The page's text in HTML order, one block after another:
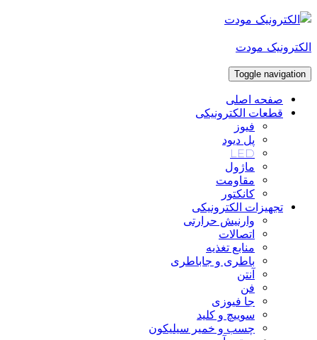
Skip
content
الکترونیک مودت
Toggle navigation
صفحه اصلی
قطعات الکترونیکی
فیوز
پل دیود
LED
ماژول
مقاومت
کانکتور
تجهیزات الکترونیکی
وارنیش حرارتی
اتصالات
منابع تغذیه
باطری و جاباطری
آنتن
فن
جا فیوزی
سوییچ و کلید
چسب و خمیر سیلیکون